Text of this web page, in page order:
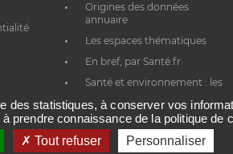
Origines des données
annuaire
Les espaces thématiques
En bref, par Santé.fr
Santé et environnement : les
statistiques, à conserver vos
connaissance de la politique de
Tout refuser Personnaliser